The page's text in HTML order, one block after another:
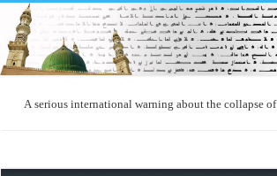
A serious international warning about the collapse of